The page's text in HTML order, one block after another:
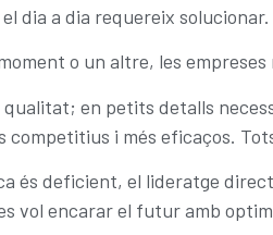
dia a dia requereix solucionar.
o un altre, les
en petits detalls
i més eficaços.
és deficient, el lideratge
vol encarar el futur amb